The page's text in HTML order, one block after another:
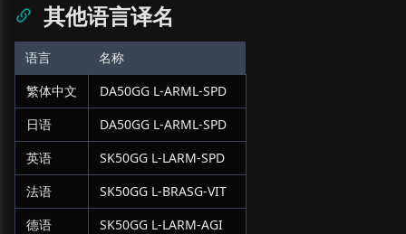
其他语言译名
语言
名称
繁体中文
DA50GG L-ARML-SPD
日语
DA50GG L-ARML-SPD
英语
SK50GG L-LARM-SPD
法语
SK50GG L-BRASG-VIT
德语
SK50GG L-LARM-AGI